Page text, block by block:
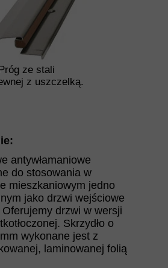
ze stali
z uszczelką.
antywłamaniowe
do stosowania w
mieszkaniowym jedno
jako drzwi wejściowe
drzwi w wersji
Skrzydło o
wykonane jest z
laminowanej folią